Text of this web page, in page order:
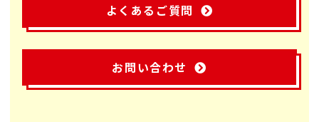
よくあるご質問
お問い合わせ